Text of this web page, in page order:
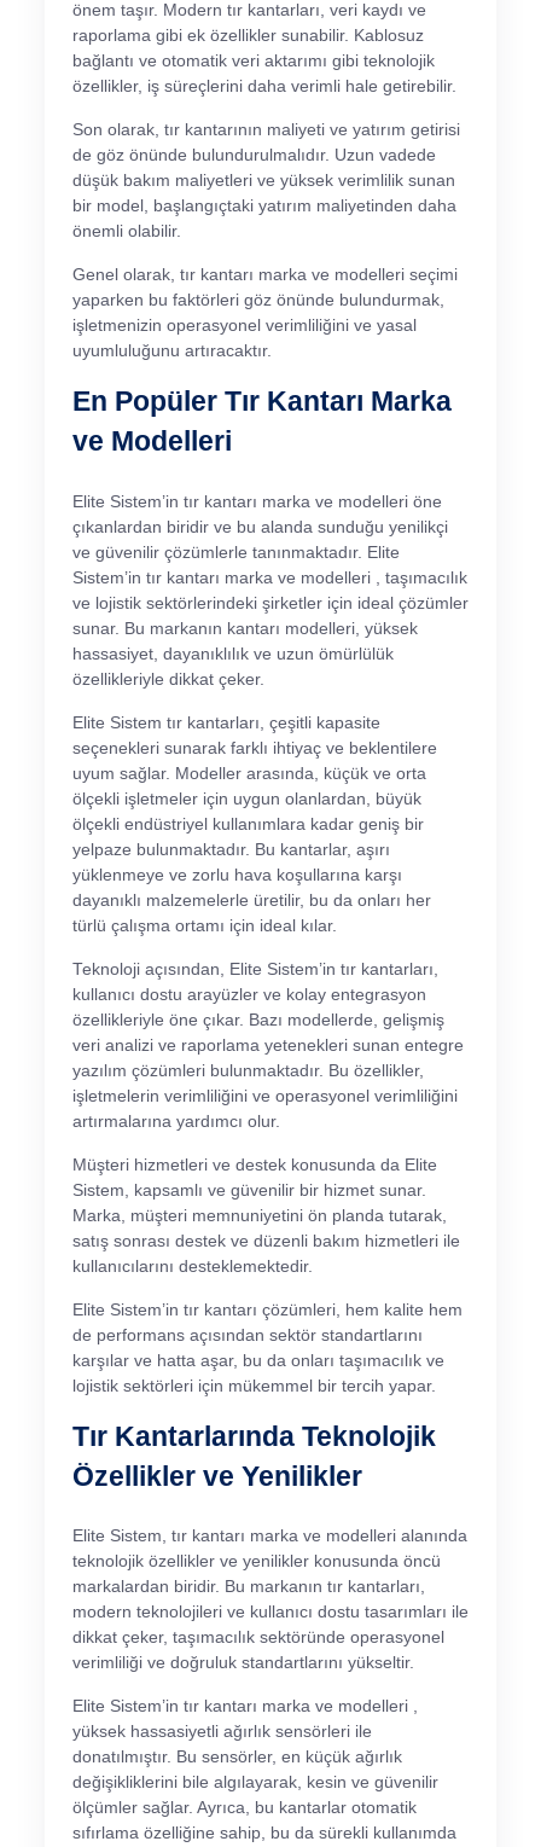
önem taşır. Modern tır kantarları, veri kaydı ve
raporlama gibi ek özellikler sunabilir. Kablosuz
bağlantı ve otomatik veri aktarımı gibi teknolojik
özellikler, iş süreçlerini daha verimli hale getirebilir.
Son olarak, tır kantarının maliyeti ve yatırım getirisi
de göz önünde bulundurulmalıdır. Uzun vadede
düşük bakım maliyetleri ve yüksek verimlilik sunan
bir model, başlangıçtaki yatırım maliyetinden daha
önemli olabilir.
Genel olarak, tır kantarı marka ve modelleri seçimi
yaparken bu faktörleri göz önünde bulundurmak,
işletmenizin operasyonel verimliliğini ve yasal
uyumluluğunu artıracaktır.
En Popüler Tır Kantarı Marka
ve Modelleri
Elite Sistem’in tır kantarı marka ve modelleri öne
çıkanlardan biridir ve bu alanda sunduğu yenilikçi
ve güvenilir çözümlerle tanınmaktadır. Elite
Sistem’in tır kantarı marka ve modelleri , taşımacılık
ve lojistik sektörlerindeki şirketler için ideal çözümler
sunar. Bu markanın kantarı modelleri, yüksek
hassasiyet, dayanıklılık ve uzun ömürlülük
özellikleriyle dikkat çeker.
Elite Sistem tır kantarları, çeşitli kapasite
seçenekleri sunarak farklı ihtiyaç ve beklentilere
uyum sağlar. Modeller arasında, küçük ve orta
ölçekli işletmeler için uygun olanlardan, büyük
ölçekli endüstriyel kullanımlara kadar geniş bir
yelpaze bulunmaktadır. Bu kantarlar, aşırı
yüklenmeye ve zorlu hava koşullarına karşı
dayanıklı malzemelerle üretilir, bu da onları her
türlü çalışma ortamı için ideal kılar.
Teknoloji açısından, Elite Sistem’in tır kantarları,
kullanıcı dostu arayüzler ve kolay entegrasyon
özellikleriyle öne çıkar. Bazı modellerde, gelişmiş
veri analizi ve raporlama yetenekleri sunan entegre
yazılım çözümleri bulunmaktadır. Bu özellikler,
işletmelerin verimliliğini ve operasyonel verimliliğini
artırmalarına yardımcı olur.
Müşteri hizmetleri ve destek konusunda da Elite
Sistem, kapsamlı ve güvenilir bir hizmet sunar.
Marka, müşteri memnuniyetini ön planda tutarak,
satış sonrası destek ve düzenli bakım hizmetleri ile
kullanıcılarını desteklemektedir.
Elite Sistem’in tır kantarı çözümleri, hem kalite hem
de performans açısından sektör standartlarını
karşılar ve hatta aşar, bu da onları taşımacılık ve
lojistik sektörleri için mükemmel bir tercih yapar.
Tır Kantarlarında Teknolojik
Özellikler ve Yenilikler
Elite Sistem, tır kantarı marka ve modelleri alanında
teknolojik özellikler ve yenilikler konusunda öncü
markalardan biridir. Bu markanın tır kantarları,
modern teknolojileri ve kullanıcı dostu tasarımları ile
dikkat çeker, taşımacılık sektöründe operasyonel
verimliliği ve doğruluk standartlarını yükseltir.
Elite Sistem’in tır kantarı marka ve modelleri ,
yüksek hassasiyetli ağırlık sensörleri ile
donatılmıştır. Bu sensörler, en küçük ağırlık
değişikliklerini bile algılayarak, kesin ve güvenilir
ölçümler sağlar. Ayrıca, bu kantarlar otomatik
sıfırlama özelliğine sahip, bu da sürekli kullanımda